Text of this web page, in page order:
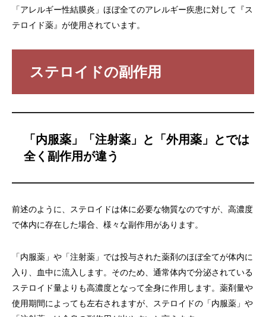
「アレルギー性結膜炎」ほぼ全てのアレルギー疾患に対して『ス
テロイド薬』が使用されています。
ステロイドの副作用
「内服薬」「注射薬」と「外用薬」とでは
全く副作用が違う
前述のように、ステロイドは体に必要な物質なのですが、高濃度
で体内に存在した場合、様々な副作用があります。
「内服薬」や「注射薬」では投与された薬剤のほぼ全てが体内に
入り、血中に流入します。そのため、通常体内で分泌されている
ステロイド量よりも高濃度となって全身に作用します。薬剤量や
使用期間によっても左右されますが、ステロイドの「内服薬」や